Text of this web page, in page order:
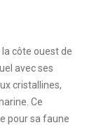
la côte ouest de
avec ses
cristallines,
Ce
pour sa faune